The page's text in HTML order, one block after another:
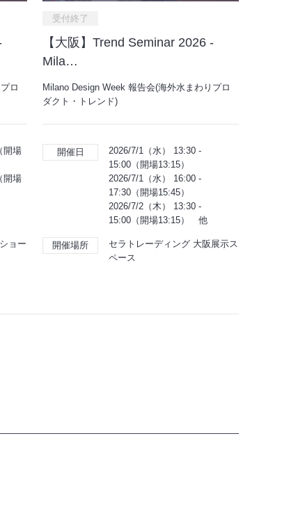
ロ
開場
開場
ョー
受付終了
【大阪】Trend Seminar 2026 -
Mila…
Milano Design Week 報告会(海外水まわりプロ
ダクト・トレンド)
開催日
2026/7/1（水） 13:30 -
15:00（開場13:15）
2026/7/1（水） 16:00 -
17:30（開場15:45）
2026/7/2（木） 13:30 -
15:00（開場13:15） 他
開催場所
セラトレーディング 大阪展示ス
ペース